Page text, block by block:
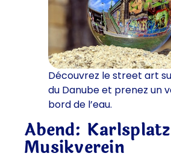
Découvrez le street art
du Danube et prenez un
bord de l’eau.
Abend:
Musikverein